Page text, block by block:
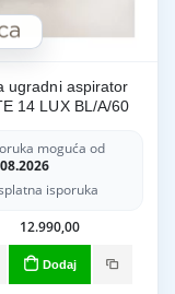
ugradni aspirator
14 LUX BL/A/60
moguća od
isporuka
12.990,00
Dodaj